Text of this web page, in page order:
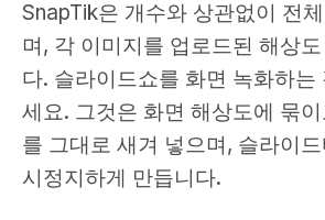
SnapTik은 개수와 상관없이 전
며, 각 이미지를 업로드된 해상
다. 슬라이드쇼를 화면 녹화하는
세요. 그것은 화면 해상도에 묶
를 그대로 새겨 넣으며, 슬라이
시정지하게 만듭니다.